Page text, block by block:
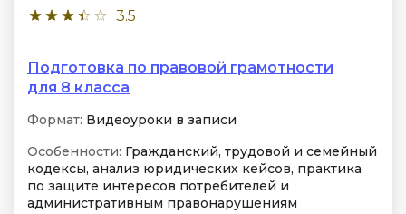
3.5
Подготовка по правовой грамотности
для 8 класса
Формат: Видеоуроки в записи
Особенности: Гражданский, трудовой и семейный
кодексы, анализ юридических кейсов, практика
по защите интересов потребителей и
административным правонарушениям